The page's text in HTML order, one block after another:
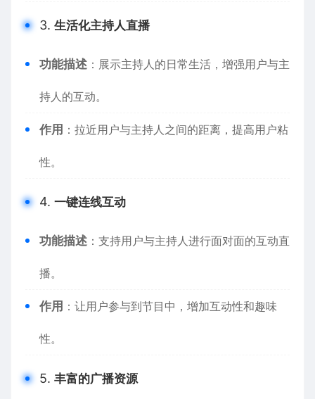
3. 生活化主持人直播
功能描述 ：展示主持人的日常生活，增强用户与主
持人的互动。
作用 ：拉近用户与主持人之间的距离，提高用户粘
性。
4. 一键连线互动
功能描述 ：支持用户与主持人进行面对面的互动直
播。
作用 ：让用户参与到节目中，增加互动性和趣味
性。
5. 丰富的广播资源